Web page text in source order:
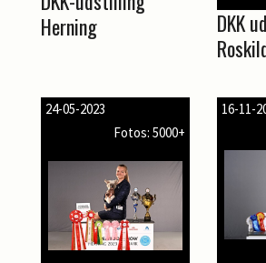
Herning
DKK
24-05-2023
Fotos: 5000+
16-11-